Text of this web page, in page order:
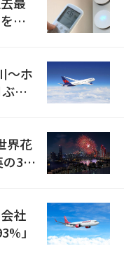
点
〜ホ
り
界花
3カ
社
」